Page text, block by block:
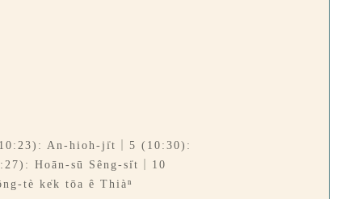
An-hioh-ji̍t｜5 (10:30):
Hoān-sū Sêng-si̍t｜10
tè ke̍k tōa ê Thiàⁿ